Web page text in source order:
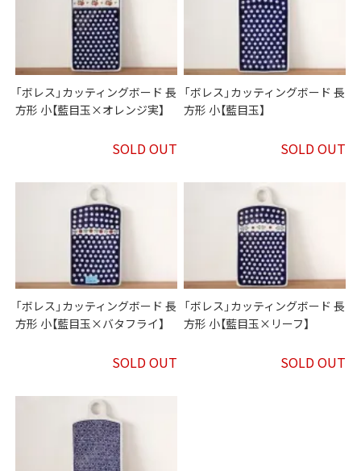
「ボレス」カッティングボード 長
方形 小【藍目玉×オレンジ実】
SOLD OUT
「ボレス」カッティングボード 長
方形 小【藍目玉】
SOLD OUT
「ボレス」カッティングボード 長
方形 小【藍目玉×バタフライ】
SOLD OUT
「ボレス」カッティングボード 長
方形 小【藍目玉×リーフ】
SOLD OUT